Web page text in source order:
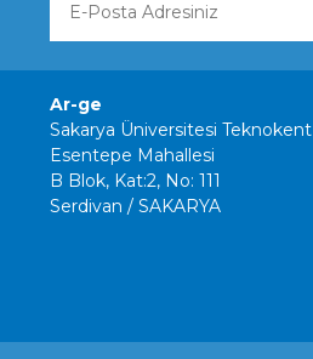
Ar-ge
Sakarya Üniversitesi Teknokent
Esentepe Mahallesi
B Blok, Kat:2, No: 111
Serdivan / SAKARYA